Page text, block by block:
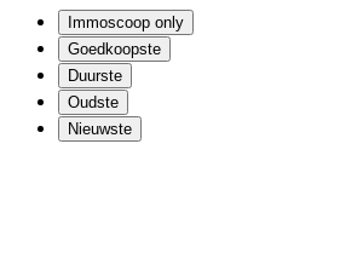
Immoscoop only
Goedkoopste
Duurste
Oudste
Nieuwste